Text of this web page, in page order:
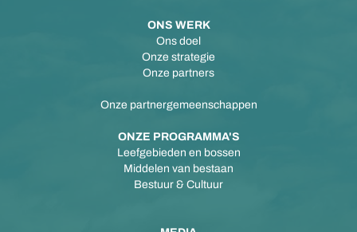
ONS WERK
Ons doel
Onze strategie
Onze partners
Onze partnergemeenschappen
ONZE PROGRAMMA'S
Leefgebieden en bossen
Middelen van bestaan
Bestuur & Cultuur